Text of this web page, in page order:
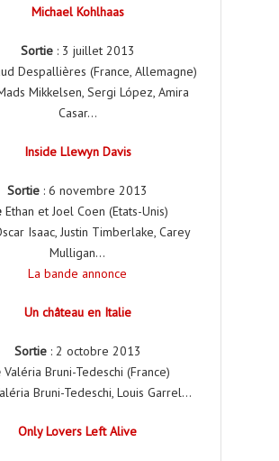
Michael Kohlhaas
Sortie: 3 juillet 2013
Despallières (France, Allemagne)
Mikkelsen, Sergi López, Amira
Casar…
Inside Llewyn Davis
Sortie : 6 novembre 2013
Ethan et Joel Coen (Etats-Unis)
Isaac, Justin Timberlake, Carey
Mulligan…
La bande annonce
Un château en Italie
Sortie: 2 octobre 2013
Valéria Bruni-Tedeschi (France)
Bruni-Tedeschi, Louis Garrel…
Only Lovers Left Alive